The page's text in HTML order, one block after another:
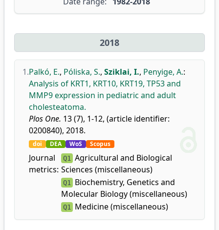
2018
1.Palkó, E., Póliska, S., Sziklai, I., Penyige, A.:
Analysis of KRT1, KRT10, KRT19, TP53 and
MMP9 expression in pediatric and adult
cholesteatoma.
Plos One. 13 (7), 1-12, (article identifier:
0200840), 2018.
doi DEA WoS Scopus
Journal
metrics:
Q1
Agricultural and Biological
Sciences (miscellaneous)
Q1
Biochemistry, Genetics and
Molecular Biology (miscellaneous)
Q1 Medicine (miscellaneous)